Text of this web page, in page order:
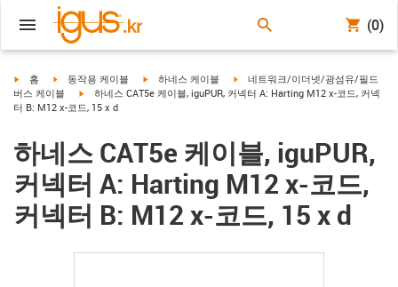
(0)
igus-icon-arrow-right
홈 igus-icon-arrow-right
동작용 케이블 igus-icon-arrow-right
하네스 케이블 igus-icon-arrow-right
네트워크/이더넷/광섬유/필드
버스 케이블
igus-icon-arrow-right
하네스 CAT5e 케이블, iguPUR, 커넥터 A: Harting M12 x-코드, 커넥
터 B: M12 x-코드, 15 x d
하네스 CAT5e 케이블, iguPUR,
커넥터 A: Harting M12 x-코드,
커넥터 B: M12 x-코드, 15 x d